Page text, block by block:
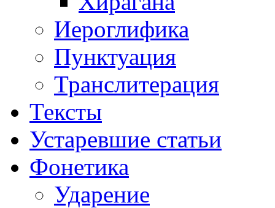
Иероглифика
Пунктуация
Транслитерация
Тексты
Устаревшие статьи
Фонетика
Ударение